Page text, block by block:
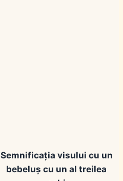
Semnificația visului cu un
bebeluș cu un al treilea